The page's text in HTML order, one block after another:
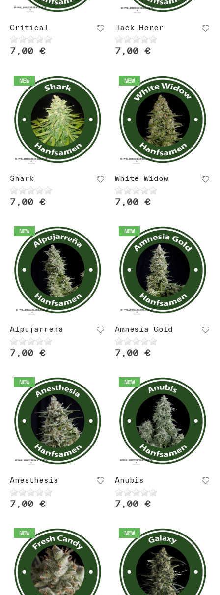
Critical
7,00 €
Jack Herer
7,00 €
NEW
Shark
7,00 €
NEW
White Widow
7,00 €
NEW
Alpujarreña
7,00 €
NEW
Amnesia Gold
7,00 €
NEW
Anesthesia
7,00 €
NEW
Anubis
7,00 €
NEW NEW